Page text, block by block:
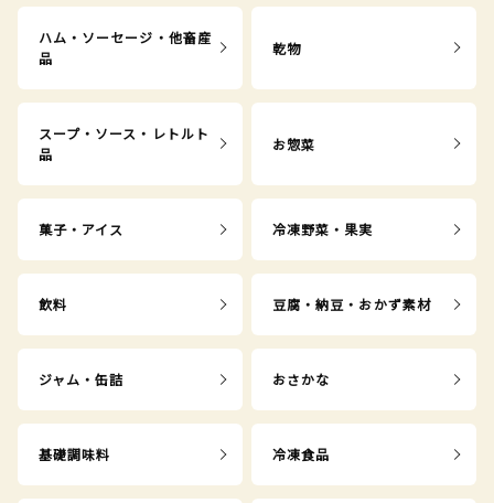
ハム・ソーセージ・他畜産
品
乾物
スープ・ソース・レトルト
品
お惣菜
菓子・アイス 冷凍野菜・果実
飲料 豆腐・納豆・おかず素材
ジャム・缶詰 おさかな
基礎調味料 冷凍食品